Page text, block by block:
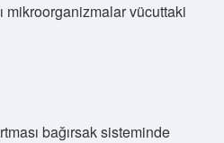
mikroorganizmalar vücuttaki
bağırsak sisteminde